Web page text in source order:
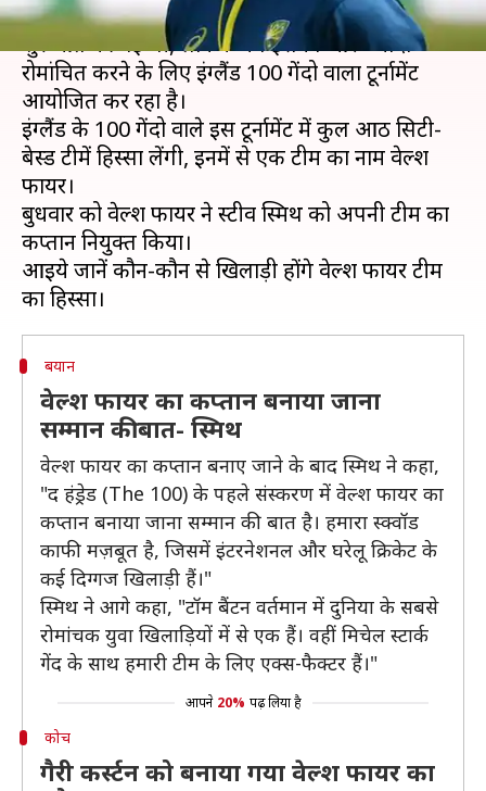
क्रिकेट में रोमांच का तड़का डालने के लिए टी-20 क्रिकेट की
शुरुआत की गई थी, लेकिन अब इसको और ज्यादा
रोमांचित करने के लिए इंग्लैंड 100 गेंदो वाला टूर्नामेंट
आयोजित कर रहा है।
इंग्लैंड के 100 गेंदो वाले इस टूर्नामेंट में कुल आठ सिटी-
बेस्ड टीमें हिस्सा लेंगी, इनमें से एक टीम का नाम वेल्श
फायर।
बुधवार को वेल्श फायर ने स्टीव स्मिथ को अपनी टीम का
कप्तान नियुक्त किया।
आइये जानें कौन-कौन से खिलाड़ी होंगे वेल्श फायर टीम
बयान
वेल्श फायर का कप्तान बनाया जाना
सम्मान की बात- स्मिथ
वेल्श फायर का कप्तान बनाए जाने के बाद स्मिथ ने कहा,
"द हंड्रेड (The 100) के पहले संस्करण में वेल्श फायर का
कप्तान बनाया जाना सम्मान की बात है। हमारा स्क्वॉड
काफी मज़बूत है, जिसमें इंटरनेशनल और घरेलू क्रिकेट के
कई दिग्गज खिलाड़ी हैं।"
स्मिथ ने आगे कहा, "टॉम बैंटन वर्तमान में दुनिया के सबसे
रोमांचक युवा खिलाड़ियों में से एक हैं। वहीं मिचेल स्टार्क
गेंद के साथ हमारी टीम के लिए एक्स-फैक्टर हैं।"
आपने 20% पढ़ लिया है
कोच
गैरी कर्स्टन को बनाया गया वेल्श फायर का